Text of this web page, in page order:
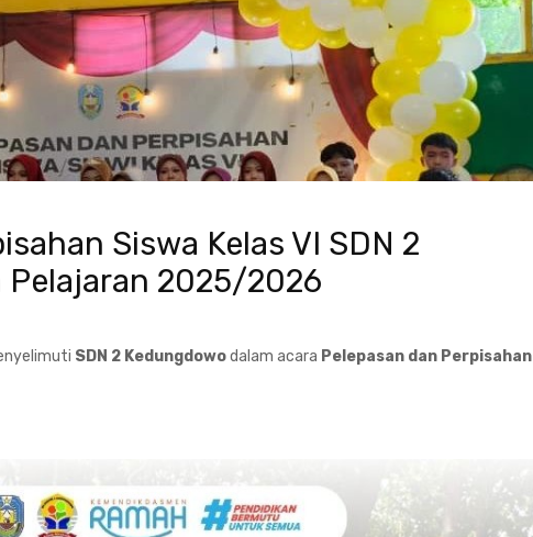
Siswa Kelas VI SDN 2
Pelajaran 2025/2026
SDN 2 Kedungdowodalam acara Pelepasan dan Perpisahan